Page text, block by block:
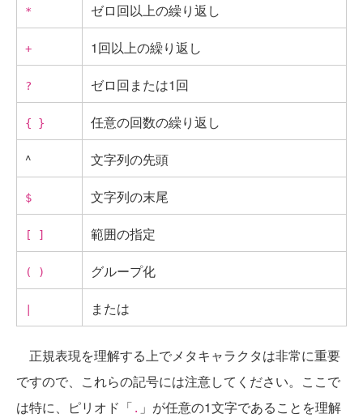
* ゼロ回以上の繰り返し
+ 1回以上の繰り返し
? ゼロ回または1回
{ }
任意の回数の繰り返し
^
文字列の先頭
$ 文字列の末尾
[ ] 範囲の指定
( ) グループ化
または
正規表現を理解する上でメタキャラクタは非常に重要
ですので、これらの記号には注意してください。ここで
は特に、ピリオド「 . 」が任意の1文字であることを理解